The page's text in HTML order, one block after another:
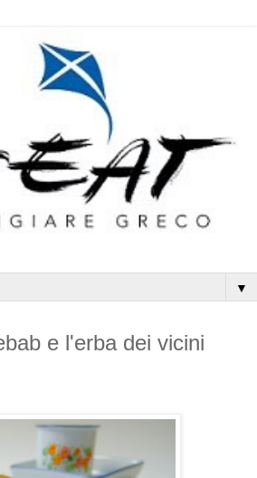
▼
e l'erba dei vicini